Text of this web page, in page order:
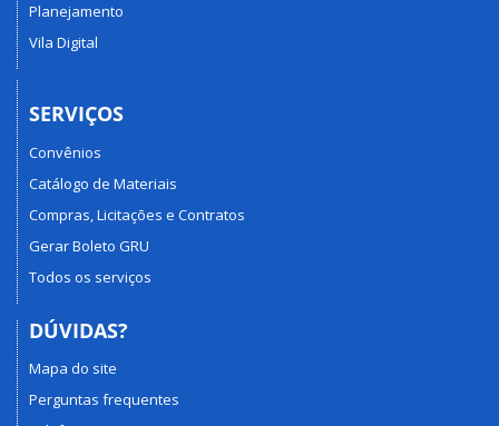
Planejamento
Vila Digital
SERVIÇOS
Convênios
Catálogo de Materiais
Compras, Licitações e Contratos
Gerar Boleto GRU
Todos os serviços
DÚVIDAS?
Mapa do site
Perguntas frequentes